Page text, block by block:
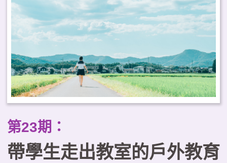
生為主體的思考，以及評量機制有
待強化等困境。本文試圖運用「優
質學校戶外教育課程的層級架
構」，從理念價值、規劃實施與成
效評量三層面提出優化課程的整全
PBL、SEL及SDL等新興議題和學
習模式整合發展的可能，成為實踐
第23期：
帶學生走出教室的戶外教育